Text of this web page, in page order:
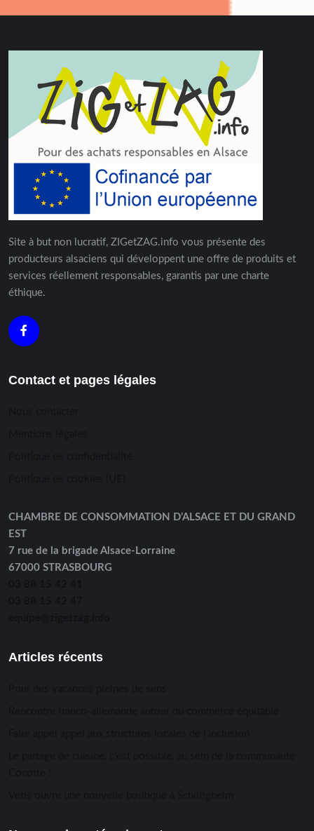
Site à but non lucratif, ZIGetZAG.info vous présente des
producteurs alsaciens qui développent une offre de produits et
services réellement responsables, garantis par une charte
éthique.
Contact et pages légales
CHAMBRE DE CONSOMMATION D’ALSACE ET DU GRAND
EST
7 rue de la brigade Alsace-Lorraine
67000 STRASBOURG
Articles récents